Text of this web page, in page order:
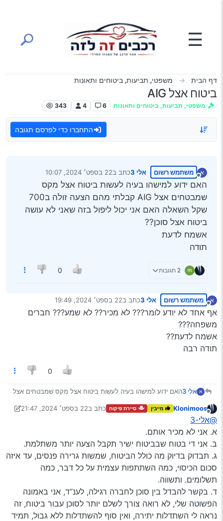
☰
דף הבית משפטי, תביעות, ביטוחים ותאונות
ביטוח אצל AIG
משפטי, תביעות, ביטוחים ותאונות 6
4
343
התחברו כדי לפרסם תגובה
א
מנותק
משתמש רשום אלי 3 כתב ב22 בספט׳ 2024, 10:07
נערך לאחרונה על ידי
האם ידוע למישהו בעיה לעשות ביטוח אצל מקס
שמבטחים אצל AIG קבלתי מהם הצעה זולה ב700
שקל השאלה האם אני יכול ליפול בזה שאני לא עושה
ביטוח אצל סוכן??
אשמח לדעת
תודה
2 תגובות 0
א
מנותק
משתמש רשום אלי 3 כתב ב22 בספט׳ 2024, 19:49
נערך לאחרונה על ידי
אף אחד לא יודע לומר??? לא מכיר?? לא שמע??? חברים
משפחה???
אשמח לדעת??
תודה רבה
0
א אלי 3 האם ידוע למישהו בעיה לעשות ביטוח אצל מקס שמבטחים אצל
ליפול בזה שאני לא עושה ביטוח אצל סוכן??
תודה
מנותק
Klonimoos מייבין סיירת פיקוח כתב ב22 בספט׳ 2024, 21:47
נערך לאחרונה על ידי יעקב מ. פינס
@אלי-3
א. אני לא מכיר אותם.
ב. אני די בטוח שבביטוח ישיר תקבל הצעה יותר משתלמת.
ג. תבדוק בדיוק מה כולל הביטוח, שמשות גרירה פנסים, עד איזה
סכום הכיסוי, כמה השתתפות עצמית על כל דבר, כמה
תשלומים. ותשווה.
ד. בקשר להבדל בין סוכן לחברה רגילה, לענ’‘ד, אני באמונה
הפשוטה שלי, לא רואה צורך לשלם יותר לסוכן עבור ביטוח, זה
נראה לי השתדלות יתירה, ואין סוף להשתדלות ללא גבול, תמיד